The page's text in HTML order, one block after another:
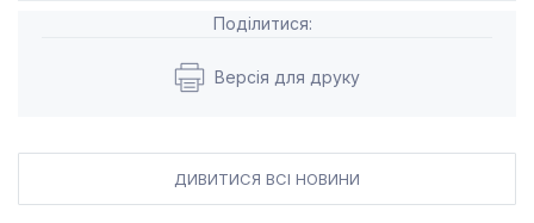
Поділитися:
Версія для друку
ДИВИТИСЯ ВСІ НОВИНИ